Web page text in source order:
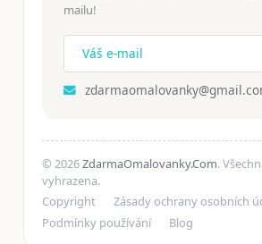
mailu!
© 2026ZdarmaOmalovanky.Com.
vyhrazena.
Copyright
Zásady ochrany osobních
Podmínky používání
Blog